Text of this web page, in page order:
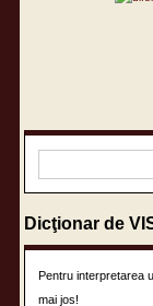
Dicţionar de
Pentru interpretarea
mai jos!